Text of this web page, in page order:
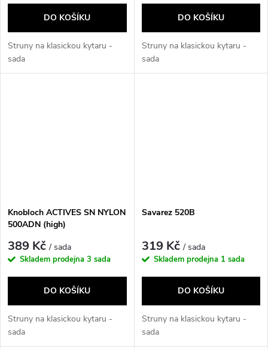
DO KOŠÍKU
Struny na klasickou kytaru -
sada
DO KOŠÍKU
Struny na klasickou kytaru -
sada
Knobloch ACTIVES SN NYLON
500ADN (high)
389 Kč/ sada
Skladem prodejna 3 sada
DO KOŠÍKU
Struny na klasickou kytaru -
sada
Savarez 520B
319 Kč/ sada
Skladem prodejna 1 sada
DO KOŠÍKU
Struny na klasickou kytaru -
sada